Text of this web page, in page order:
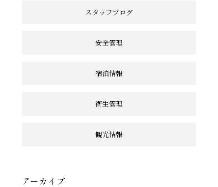
スタッフブログ
安全管理
宿泊情報
衛生管理
観光情報
アーカイブ